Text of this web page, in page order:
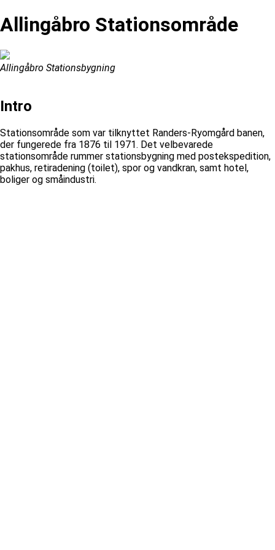
Allingåbro Stationsområde
Allingåbro Stationsbygning
Intro
Stationsområde som var tilknyttet Randers-Ryomgård banen,
der fungerede fra 1876 til 1971. Det velbevarede
stationsområde rummer stationsbygning med postekspedition,
pakhus, retiradening (toilet), spor og vandkran, samt hotel,
boliger og småindustri.